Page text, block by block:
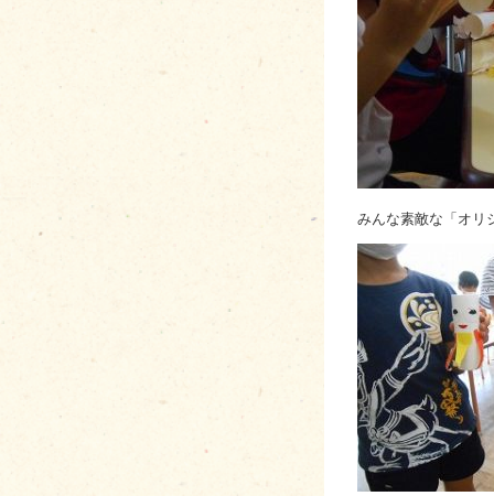
みんな素敵な「オリ